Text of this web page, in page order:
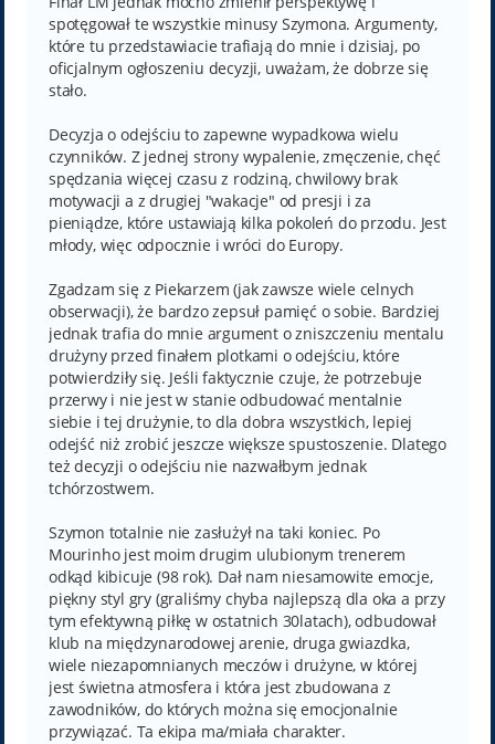
spotęgował te wszystkie minusy Szymona. Argumenty,
które tu przedstawiacie trafiają do mnie i dzisiaj, po
oficjalnym ogłoszeniu decyzji, uważam, że dobrze się
stało.
Decyzja o odejściu to zapewne wypadkowa wielu
czynników. Z jednej strony wypalenie, zmęczenie, chęć
spędzania więcej czasu z rodziną, chwilowy brak
motywacji a z drugiej "wakacje" od presji i za
pieniądze, które ustawiają kilka pokoleń do przodu. Jest
młody, więc odpocznie i wróci do Europy.
Zgadzam się z Piekarzem (jak zawsze wiele celnych
obserwacji), że bardzo zepsuł pamięć o sobie. Bardziej
jednak trafia do mnie argument o zniszczeniu mentalu
drużyny przed finałem plotkami o odejściu, które
potwierdziły się. Jeśli faktycznie czuje, że potrzebuje
przerwy i nie jest w stanie odbudować mentalnie
siebie i tej drużynie, to dla dobra wszystkich, lepiej
odejść niż zrobić jeszcze większe spustoszenie. Dlatego
też decyzji o odejściu nie nazwałbym jednak
tchórzostwem.
Szymon totalnie nie zasłużył na taki koniec. Po
Mourinho jest moim drugim ulubionym trenerem
odkąd kibicuje (98 rok). Dał nam niesamowite emocje,
piękny styl gry (graliśmy chyba najlepszą dla oka a przy
tym efektywną piłkę w ostatnich 30latach), odbudował
klub na międzynarodowej arenie, druga gwiazdka,
wiele niezapomnianych meczów i drużyne, w której
jest świetna atmosfera i która jest zbudowana z
zawodników, do których można się emocjonalnie
przywiązać. Ta ekipa ma/miała charakter.